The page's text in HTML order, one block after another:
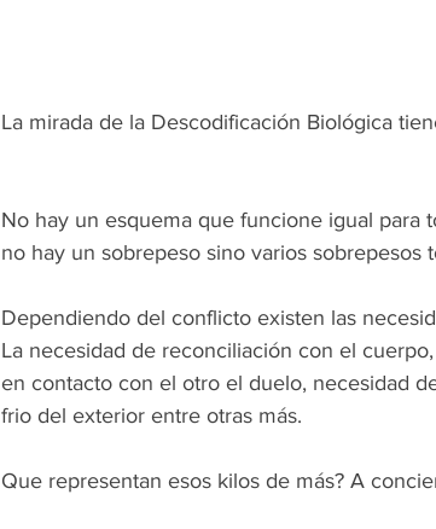
La mirada de la Descodificación Biológica
No hay un esquema que funcione igual para
no hay un sobrepeso sino varios sobrepesos
Dependiendo del conflicto existen las
La necesidad de reconciliación con el
en contacto con el otro el duelo, necesidad
frio del exterior entre otras más.
Que representan esos kilos de más? A